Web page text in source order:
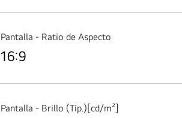
Pantalla - Ratio de Aspecto
16:9
Pantalla - Brillo (Típ.)[cd/m²]